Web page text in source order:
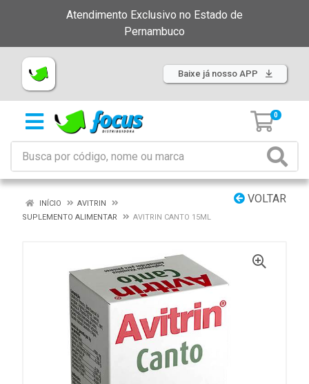
Atendimento Exclusivo no Estado de
Pernambuco
Baixe já nosso APP
0
VOLTAR
INÍCIO
AVITRIN
SUPLEMENTO ALIMENTAR
AVITRIN CANTO 15ML